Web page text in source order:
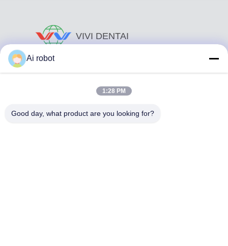
VIVI DENTAI
Ai robot
1:28 PM
Good day, what product are you looking for?